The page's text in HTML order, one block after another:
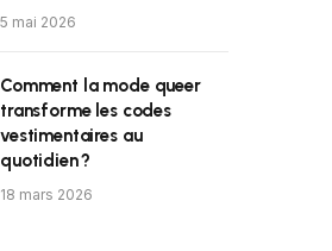
5 mai 2026
Comment la mode queer
transforme les codes
vestimentaires au
quotidien ?
18 mars 2026